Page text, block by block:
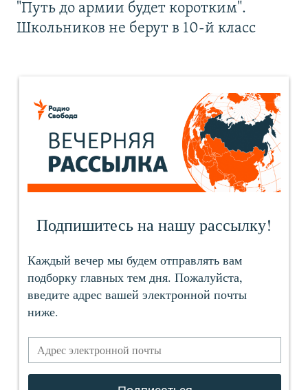
"Путь до армии будет коротким".
Школьников не берут в 10-й класс